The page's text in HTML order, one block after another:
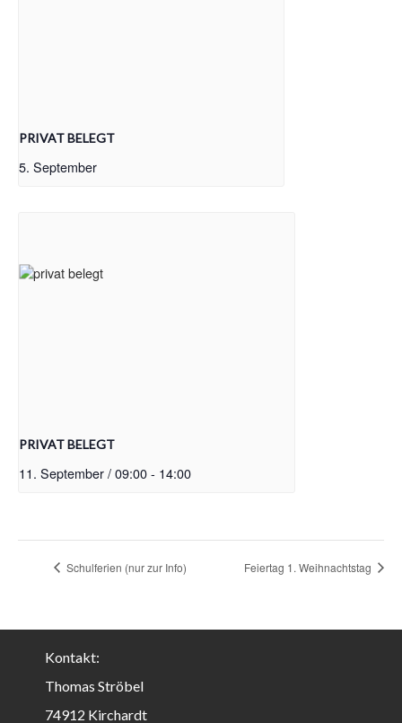
PRIVAT BELEGT
5. September
PRIVAT BELEGT
11. September / 09:00- 14:00
Schulferien (nur zur Info) Feiertag 1. Weihnachtstag
Kontakt:
Thomas Ströbel
74912 Kirchardt